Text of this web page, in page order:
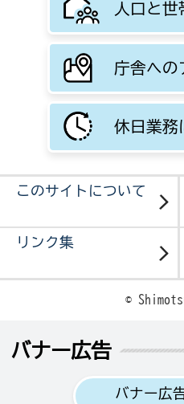
人口と世
庁舎への
休日業務
このサイトについて
リンク集
©
バナー広告
バナー広